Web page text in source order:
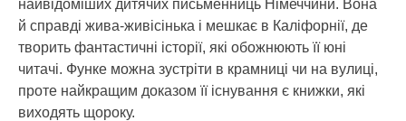
найвідоміших дитячих письменниць Німеччини. Вона
й справді жива-живісінька і мешкає в Каліфорнії, де
творить фантастичні історії, які обожнюють її юні
читачі. Функе можна зустріти в крамниці чи на вулиці,
проте найкращим доказом її існування є книжки, які
виходять щороку.